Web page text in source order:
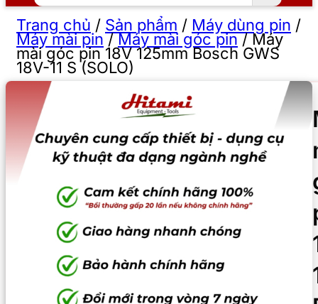
Trang chủ / Sản phẩm / Máy dùng pin /
Máy mài pin/Máy mài góc pin/Máy
mài góc pin 18V 125mm Bosch GWS
18V-11 S (SOLO)